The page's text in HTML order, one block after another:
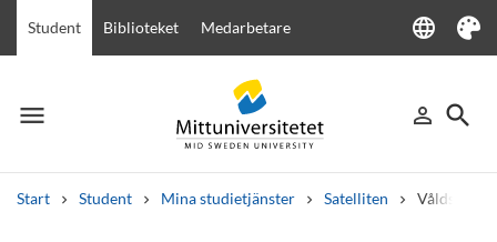
Student Biblioteket Medarbetare language
Language
Tema
menu
Meny person_outline
Logga in
search
Sök
Start Student Mina studietjänster Satelliten